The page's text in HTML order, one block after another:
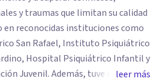
y traumas que limitan su calidad
en reconocidas instituciones como
San Rafael, Instituto Psiquiátrico
Hospital Psiquiátrico Infantil y
Juvenil. Además, tuve el
leer más